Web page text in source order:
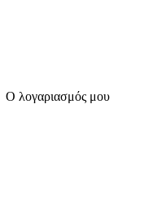
Ο λογαριασμός μου